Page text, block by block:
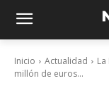
Inicio Actualidad
millón de euros...